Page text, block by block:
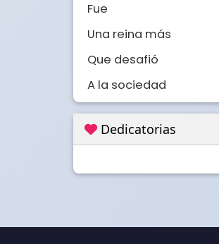
Fue
Una reina más
Que desafió
A la sociedad
Dedicatorias